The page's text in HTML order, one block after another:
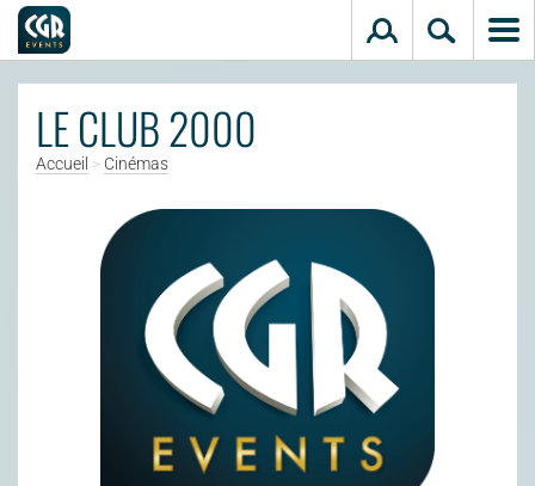
LE CLUB 2000
Accueil > Cinémas